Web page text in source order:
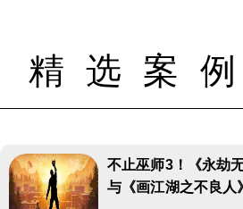
精选案
不止巫师3！《永劫
与《画江湖之不良人